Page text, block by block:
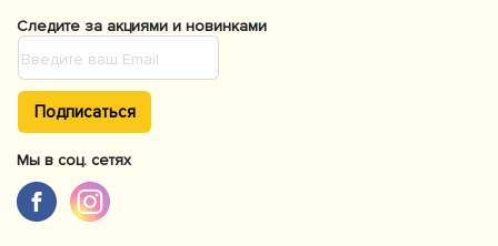
Следите за акциями и новинками
Подписаться
Мы в соц. сетях